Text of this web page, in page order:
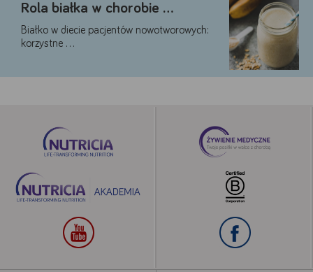
Rola białka w chorobie …
Białko w diecie pacjentów nowotworowych:
korzystne …